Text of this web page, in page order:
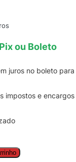
ou Boleto
juros no boleto
impostos e encargos